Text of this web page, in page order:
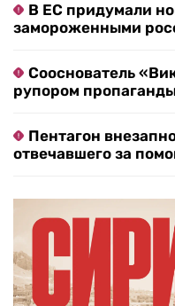
В ЕС придумали
замороженными
Сооснователь
рупором
Пентагон
отвечавшего за